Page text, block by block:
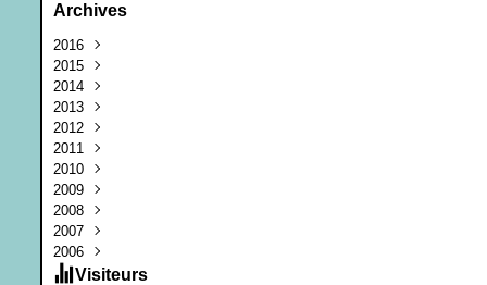
Archives
2016
Juillet
Mars
Janvier
2015
Décembre
Septembre
Juin
Février
Janvier
2014
Décembre
Octobre
Février
2013
Août
Juin
Mars
Février
Janvier
2012
Décembre
Novembre
Août
Juillet
Juin
Mai(2)
Avril(4)
2011
Août
Juillet
2010
Juillet
Juin
Mai(1)
Avril
Mars(2)
2009
Décembre
Octobre
Septembre
Août(5)
2008
Décembre
Novembre
Octobre(7)
2007
Décembre
Novembre(12)
2006
Décembre(3)
Visiteurs